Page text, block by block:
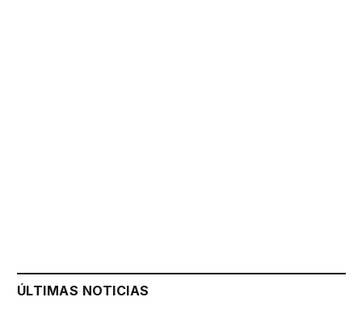
ÚLTIMAS NOTICIAS